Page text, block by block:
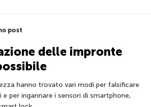
post
delle impronte
hanno trovato vari modi per falsificare
per ingannare i sensori di smartphone,